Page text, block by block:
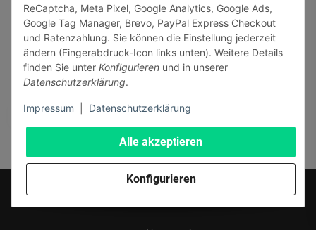
Sicher bezahlen via:
* Alle Preise inkl. gesetzlicher USt., zzgl.
ReCaptcha, Meta Pixel, Google Analytics, Google Ads,
Google Tag Manager, Brevo, PayPal Express Checkout
und Ratenzahlung. Sie können die Einstellung jederzeit
ändern (Fingerabdruck-Icon links unten). Weitere Details
finden Sie unter Konfigurieren und in unserer
Datenschutzerklärung.
Impressum Datenschutzerklärung
Alle akzeptieren
Konfigurieren